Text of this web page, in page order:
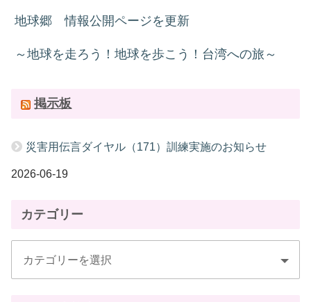
地球郷 情報公開ページを更新
～地球を走ろう！地球を歩こう！台湾への旅～
掲示板
災害用伝言ダイヤル（171）訓練実施のお知らせ
2026-06-19
カテゴリー